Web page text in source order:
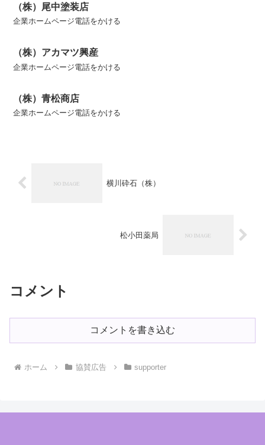
（株）尾中塗装店
企業ホームページ電話をかける
（株）アカマツ興産
企業ホームページ電話をかける
（株）青松商店
企業ホームページ電話をかける
横川砕石（株）
松小田薬局
コメント
コメントを書き込む
ホーム 協賛広告 supporter